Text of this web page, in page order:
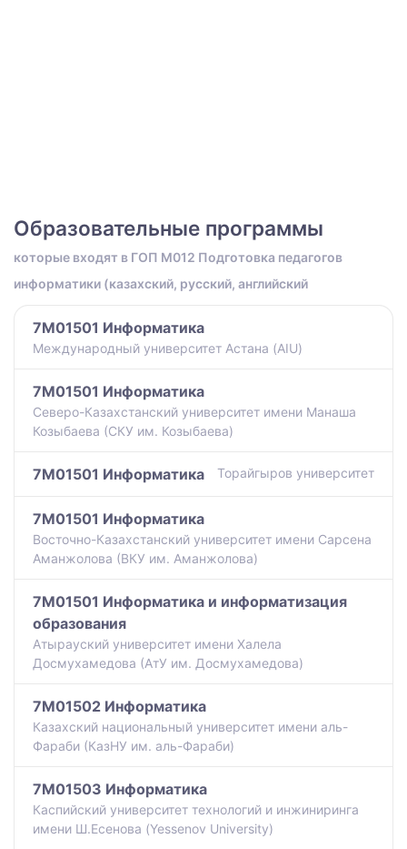
Образовательные программы
которые входят в ГОП M012 Подготовка педагогов
информатики (казахский, русский, английский
7M01501 Информатика
Международный университет Астана (AIU)
7M01501 Информатика
Северо-Казахстанский университет имени Манаша
Козыбаева (СКУ им. Козыбаева)
7M01501 Информатика Торайгыров университет
7M01501 Информатика
Восточно-Казахстанский университет имени Сарсена
Аманжолова (ВКУ им. Аманжолова)
7M01501 Информатика и информатизация
образования
Атырауский университет имени Халела
Досмухамедова (АтУ им. Досмухамедова)
7M01502 Информатика
Казахский национальный университет имени аль-
Фараби (КазНУ им. аль-Фараби)
7M01503 Информатика
Каспийский университет технологий и инжиниринга
имени Ш.Есенова (Yessenov University)